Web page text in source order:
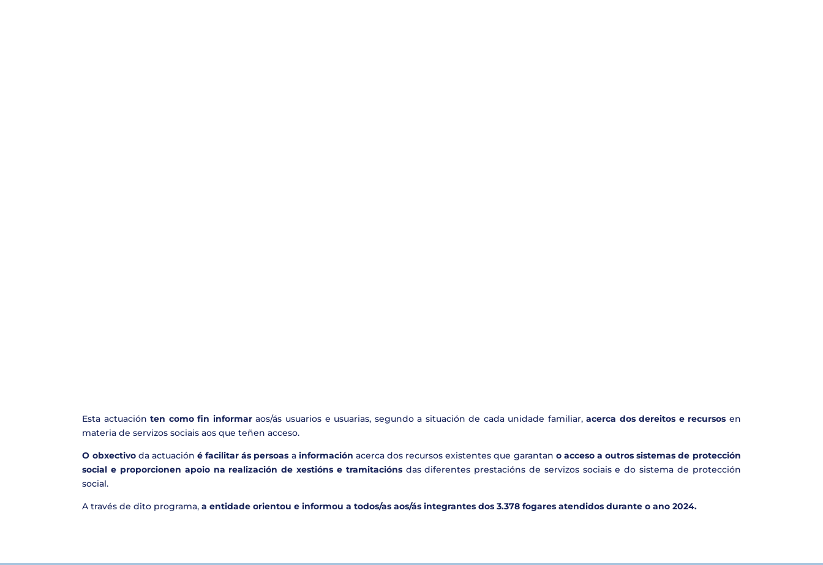
Esta actuaciónten como fin informaraos/ás usuarios e usuarias, segundo a situación de cada unidade familiar,acerca dos dereitos e recursos en
materia de servizos sociais aos que teñen acceso.
O obxectivoda actuación é facilitar ás persoas a información acerca dos recursos existentes que garantan o acceso a outros sistemas de protección
social e proporcionen apoio na realización de xestións e tramitaciónsdas diferentes prestacións de servizos sociais e do sistema de protección
social.
A través de dito programa,a entidade orientou e informou a todos/as aos/ás integrantes dos 3.378 fogares atendidos durante o ano 2024.